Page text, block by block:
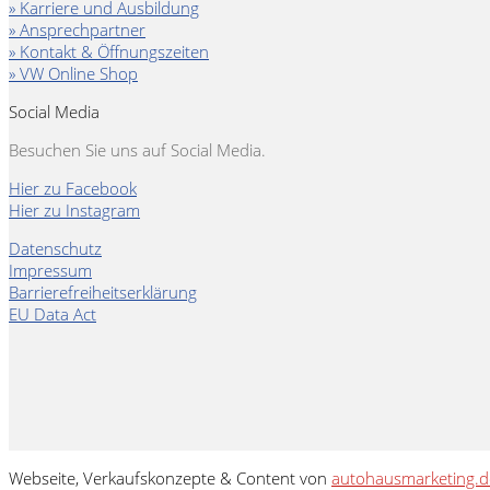
» Karriere und Ausbildung
» Ansprechpartner
» Kontakt & Öffnungszeiten
» VW Online Shop
Social Media
Besuchen Sie uns auf Social Media.
Hier zu Facebook
Hier zu Instagram
Datenschutz
Impressum
Barrierefreiheitserklärung
EU Data Act
Webseite, Verkaufskonzepte & Content von